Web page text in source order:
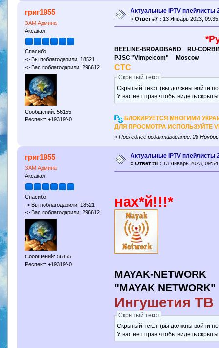
григ1955
ЗАМ Админа
Аксакал
Спасибо
-> Вы поблагодарили: 18521
-> Вас поблагодарили: 296612
Сообщений: 56155
Респект: +19319/-0
Актуальные IPTV плейлисты
« Ответ #7 : 13 Январь 2023,
BEELINE-BROADBAND RU-
PJSC "Vimpelcom" Moscow
СТС
Скрытый текст
Скрытый текст (вы должны войти
У вас нет прав чтобы видеть
БЛОКИРУЕТСЯ МНОГИМИ
ДЛЯ ПРОСМОТРА ИСПОЛЬЗУЙТЕ
«Последнее редактирование: 28
григ1955
ЗАМ Админа
Аксакал
Спасибо
-> Вы поблагодарили: 18521
-> Вас поблагодарили: 296612
Сообщений: 56155
Респект: +19319/-0
Актуальные IPTV плейлисты
« Ответ #8 : 13 Январь 2023,
нах*й!!!*
MAYAK-NETWORK
"MAYAK
Ингушетия ТВ
Скрытый текст
Скрытый текст (вы должны войти
У вас нет прав чтобы видеть